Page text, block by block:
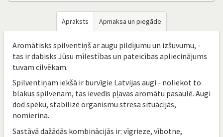
Apraksts Apmaksa un piegāde
Aromātisks spilventiņš ar augu pildījumu un izšuvumu, -
tas ir dabisks Jūsu mīlestības un pateicības apliecinājums
tuvam cilvēkam.
Spilventiņam iekšā ir burvīgie Latvijas augi - noliekot to
blakus spilvenam, tas ievedīs pļavas aromātu pasaulē. Augi
dod spēku, stabilizē organismu stresa situācijās,
nomierina.
Sastāvā dažādās kombinācijās ir: vīgrieze, vībotne,